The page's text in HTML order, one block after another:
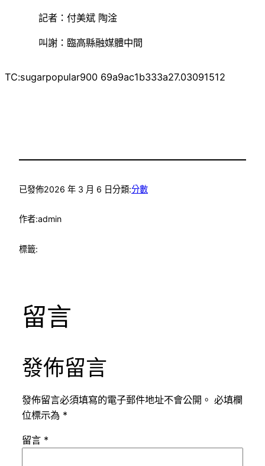
記者：付美斌 陶淦
叫謝：臨高縣融媒體中間
TC:sugarpopular900 69a9ac1b333a27.03091512
已發佈2026 年 3 月 6 日分類:分數
作者:admin
標籤:
留言
發佈留言
發佈留言必須填寫的電子郵件地址不會公開。 必填欄
位標示為 *
留言 *